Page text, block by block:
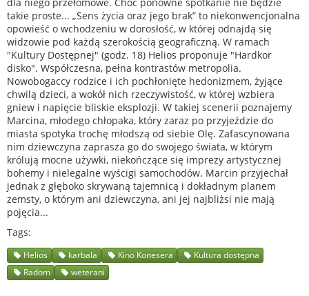
takie proste... „Sens życia oraz jego brak” to niekonwencjonalna
opowieść o wchodzeniu w dorosłość, w której odnajdą się
widzowie pod każdą szerokością geograficzną. W ramach
"Kultury Dostępnej" (godz. 18) Helios proponuje "Hardkor
disko". Współczesna, pełna kontrastów metropolia.
Nowobogaccy rodzice i ich pochłonięte hedonizmem, żyjące
chwilą dzieci, a wokół nich rzeczywistość, w której wzbiera
gniew i napięcie bliskie eksplozji. W takiej scenerii poznajemy
Marcina, młodego chłopaka, który zaraz po przyjeździe do
miasta spotyka trochę młodszą od siebie Olę. Zafascynowana
nim dziewczyna zaprasza go do swojego świata, w którym
królują mocne używki, niekończące się imprezy artystycznej
bohemy i nielegalne wyścigi samochodów. Marcin przyjechał
jednak z głęboko skrywaną tajemnicą i dokładnym planem
zemsty, o którym ani dziewczyna, ani jej najbliżsi nie mają
pojęcia...
Tags
Helios karbala Kino Konesera
Kultura dostępna
Radom
weterani